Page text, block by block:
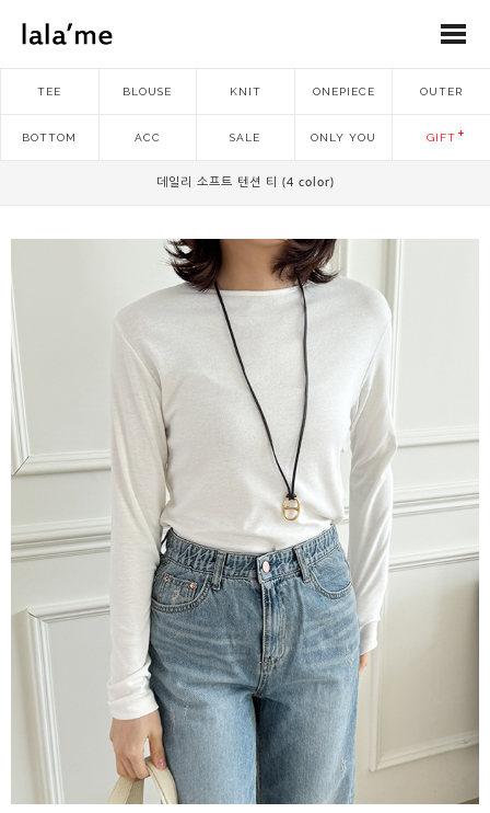
TEE BLOUSE KNIT ONEPIECE OUTER
BOTTOM ACC SALE ONLY YOU GIFT
데일리 소프트 텐션 티 (4 color)